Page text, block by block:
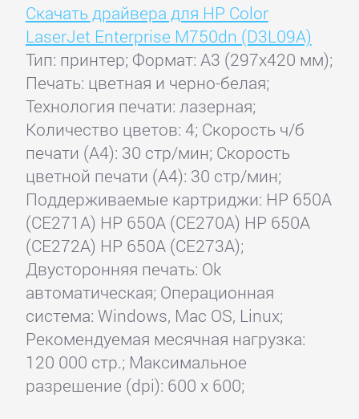
Скачать драйвера для HP Color
LaserJet Enterprise M750dn (D3L09A)
Тип: принтер; Формат: A3 (297x420 мм);
Печать: цветная и черно-белая;
Технология печати: лазерная;
Количество цветов: 4; Скорость ч/б
печати (А4): 30 стр/мин; Скорость
цветной печати (А4): 30 стр/мин;
Поддерживаемые картриджи: HP 650A
(CE271A) HP 650A (CE270A) HP 650A
(CE272A) HP 650A (CE273A);
Двусторонняя печать: Ok
автоматическая; Операционная
система: Windows, Mac OS, Linux;
Рекомендуемая месячная нагрузка:
120 000 стр.; Максимальное
разрешение (dpi): 600 x 600;